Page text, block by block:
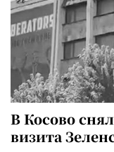
В Косово
визита